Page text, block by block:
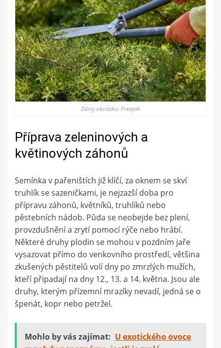
Zdroj obrázku: Freepik
Příprava zeleninových a
květinových záhonů
Semínka v pařeništích již klíčí, za oknem se skví
truhlík se sazeničkami, je nejzazší doba pro
přípravu záhonů, květníků, truhlíků nebo
pěstebních nádob. Půda se neobejde bez plení,
provzdušnění a zrytí pomocí rýče nebo hrábí.
Některé druhy plodin se mohou v pozdním jaře
vysazovat přímo do venkovního prostředí, většina
zkušených pěstitelů volí dny po zmrzlých mužích,
kteří připadají na dny 12., 13. a 14. května. Jsou ale
druhy, kterým přízemní mrazíky nevadí, jedná se o
špenát, kopr nebo petržel.
Mohlo by vás zajímat: U exotického ovoce